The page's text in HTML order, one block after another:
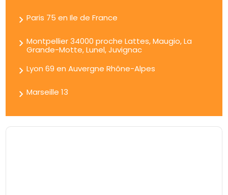
Paris 75 en Ile de France
Montpellier 34000 proche Lattes, Maugio, La
Grande-Motte, Lunel, Juvignac
Lyon 69 en Auvergne Rhône-Alpes
Marseille 13